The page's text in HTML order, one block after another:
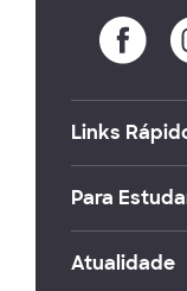
Links
Para
Atualidade